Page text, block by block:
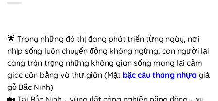
🌟 Trong những đô thị đang phát triển từng ngày, nơi
nhịp sống luôn chuyển động không ngừng, con người lại
càng trân trọng những không gian sống mang lại cảm
giác cân bằng và thư giãn (Mặt bậc cầu thang nhựa giả
gỗ Bắc Ninh).
🏡 Tại Bắc Ninh – vùng đất công nghiệp năng động – xu